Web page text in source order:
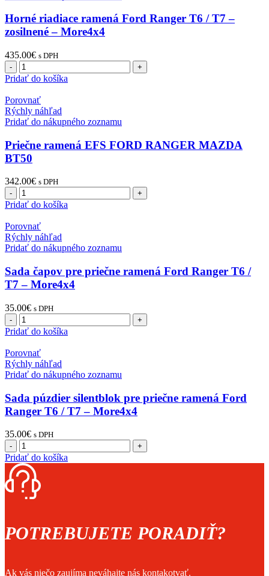
Horné riadiace ramená Ford Ranger T6 / T7 –
zosilnené – More4x4
435.00€ s DPH
množstvo
Horné
ramená
Ford
Ranger
/
T7
-
-
More4x4
Pridať do košíka
Porovnať
Rýchly náhľad
Pridať do nákupného zoznamu
Priečne ramená EFS FORD RANGER MAZDA
BT50
342.00€ s DPH
množstvo
Priečne
EFS
FORD
RANGER
BT50
Pridať do košíka
Porovnať
Rýchly náhľad
Pridať do nákupného zoznamu
Sada čapov pre priečne ramená Ford Ranger T6 /
T7 – More4x4
35.00€ s DPH
množstvo
Sada
pre
priečne
ramená
Ranger
T6
/
-
More4x4
Pridať do košíka
Porovnať
Rýchly náhľad
Pridať do nákupného zoznamu
Sada púzdier silentblok pre priečne ramená Ford
Ranger T6 / T7 – More4x4
35.00€ s DPH
množstvo
Sada
púzdier
silentblok
pre
priečne
Ranger
T6
Pridať do košíka
POTREBUJETE PORADIŤ?
Ak vás niečo zaujíma neváhajte nás kontakotvať.